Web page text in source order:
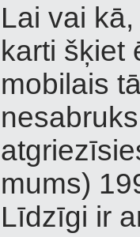
Lai vai
karti šķiet
mobilais
mums)
Līdzīgi ir